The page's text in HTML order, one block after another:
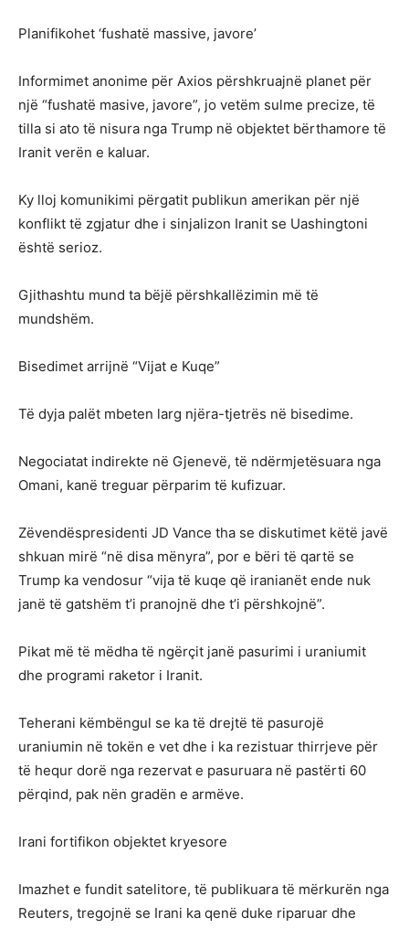
Planifikohet ‘fushatë massive, javore’
Informimet anonime për Axios përshkruajnë planet për
një “fushatë masive, javore”, jo vetëm sulme precize, të
tilla si ato të nisura nga Trump në objektet bërthamore të
Iranit verën e kaluar.
Ky lloj komunikimi përgatit publikun amerikan për një
konflikt të zgjatur dhe i sinjalizon Iranit se Uashingtoni
është serioz.
Gjithashtu mund ta bëjë përshkallëzimin më të
mundshëm.
Bisedimet arrijnë “Vijat e Kuqe”
Të dyja palët mbeten larg njëra-tjetrës në bisedime.
Negociatat indirekte në Gjenevë, të ndërmjetësuara nga
Omani, kanë treguar përparim të kufizuar.
Zëvendëspresidenti JD Vance tha se diskutimet këtë javë
shkuan mirë “në disa mënyra”, por e bëri të qartë se
Trump ka vendosur “vija të kuqe që iranianët ende nuk
janë të gatshëm t’i pranojnë dhe t’i përshkojnë”.
Pikat më të mëdha të ngërçit janë pasurimi i uraniumit
dhe programi raketor i Iranit.
Teherani këmbëngul se ka të drejtë të pasurojë
uraniumin në tokën e vet dhe i ka rezistuar thirrjeve për
të hequr dorë nga rezervat e pasuruara në pastërti 60
përqind, pak nën gradën e armëve.
Irani fortifikon objektet kryesore
Imazhet e fundit satelitore, të publikuara të mërkurën nga
Reuters, tregojnë se Irani ka qenë duke riparuar dhe